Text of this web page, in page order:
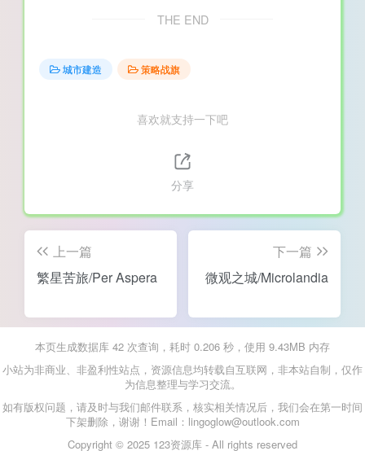
THE END
城市建造 策略战旗
喜欢就支持一下吧
分享
上一篇
繁星苦旅/Per Aspera
下一篇
微观之城/Microlandia
本页生成数据库 42 次查询，耗时 0.206 秒，使用 9.43MB 内存
小站为非商业、非盈利性站点，资源信息均转载自互联网，非本站自制，仅作
为信息整理与学习交流。
如有版权问题，请及时与我们邮件联系，核实相关情况后，我们会在第一时间
下架删除，谢谢！Email：lingoglow@outlook.com
Copyright © 2025 123资源库 - All rights reserved